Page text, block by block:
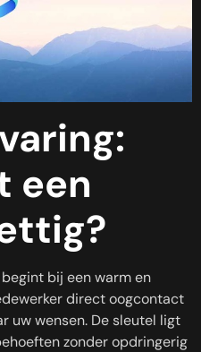
een
bij een warm en
direct oogcontact
uw wensen. De sleutel ligt
zonder opdringerig